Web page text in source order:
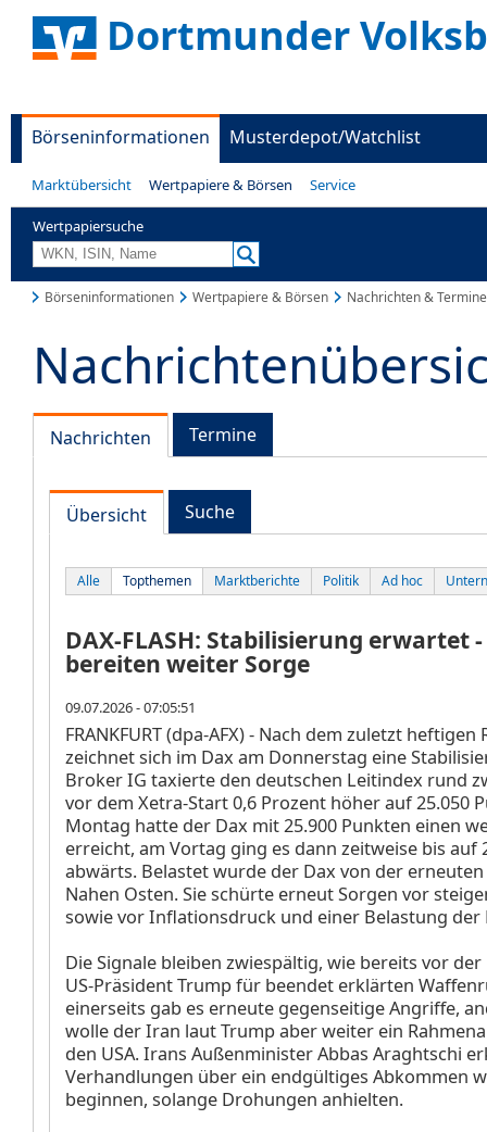
Dortmunder
Börseninformationen Musterdepot/Watchlist
Marktübersicht Wertpapiere & Börsen Service
Wertpapiersuche
Börseninformationen Wertpapiere & Börsen Nachrichten & Termine
Nachrichten Termine
Übersicht Suche
Alle Topthemen Marktberichte Politik Ad hoc
DAX-FLASH: Stabilisierung erwartet
bereiten weiter Sorge
09.07.2026 - 07:05:51
FRANKFURT (dpa-AFX) - Nach dem zuletzt heftigen
zeichnet sich im Dax am Donnerstag eine
Broker IG taxierte den deutschen Leitindex rund
vor dem Xetra-Start 0,6 Prozent höher auf 25.050
Montag hatte der Dax mit 25.900 Punkten einen
erreicht, am Vortag ging es dann zeitweise bis auf
abwärts. Belastet wurde der Dax von der
Nahen Osten. Sie schürte erneut Sorgen vor
sowie vor Inflationsdruck und einer Belastung der
Die Signale bleiben zwiespältig, wie bereits vor
US-Präsident Trump für beendet erklärten
einerseits gab es erneute gegenseitige Angriffe,
wolle der Iran laut Trump aber weiter ein
den USA. Irans Außenminister Abbas Araghtschi
Verhandlungen über ein endgültiges Abkommen
beginnen, solange Drohungen anhielten.